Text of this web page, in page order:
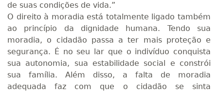
de suas condições de vida.”
O direito à moradia está totalmente ligado também
ao princípio da dignidade humana. Tendo sua
moradia, o cidadão passa a ter mais proteção e
segurança. É no seu lar que o indivíduo conquista
sua autonomia, sua estabilidade social e constrói
sua família. Além disso, a falta de moradia
adequada faz com que o cidadão se sinta